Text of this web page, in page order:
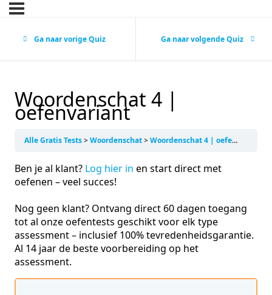
Ga naar vorige Quiz Ga naar volgende Quiz
Woordenschat 4 |
oefenvariant
Alle Gratis Tests Woordenschat Woordenschat 4 | oefenvariant
Ben je al klant? Log hier in en start direct met
oefenen – veel succes!
Nog geen klant? Ontvang direct 60 dagen toegang
tot al onze oefentests geschikt voor elk type
assessment – inclusief 100% tevredenheidsgarantie.
Al 14 jaar de beste voorbereiding op het
assessment.